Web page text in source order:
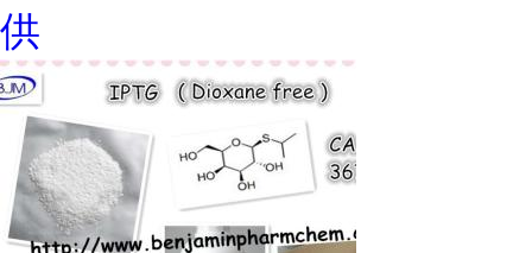
供